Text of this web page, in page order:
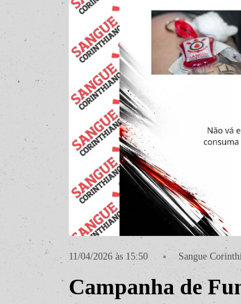
11/04/2026 às 15:50 Sangue
Campanha de